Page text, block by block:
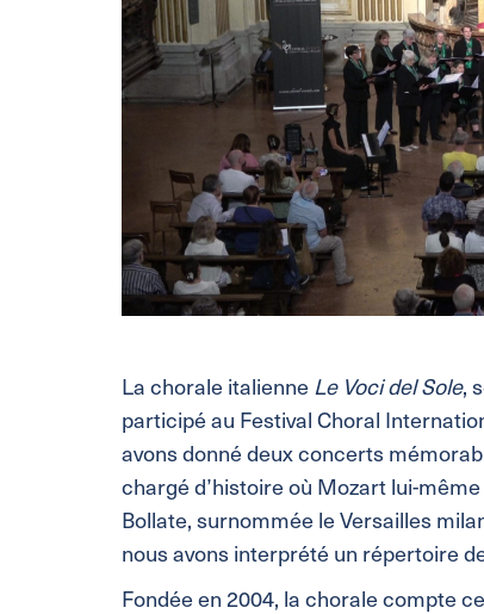
La chorale italienne Le Voci del Sole,
participé au Festival Choral
avons donné deux concerts
chargé d’histoire où Mozart lui-
Bollate, surnommée le Versailles
nous avons interprété un répertoire
Fondée en 2004, la chorale compte